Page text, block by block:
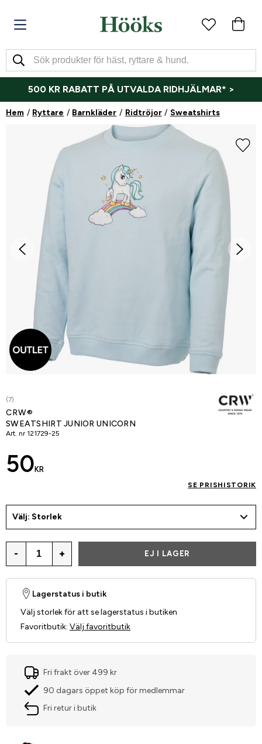
500 KR RABATT PÅ UTVALDA RIDHJÄLMAR* >
Hem Ryttare Barnkläder Ridtröjor Sweatshirts
(7)
CRW®
SWEATSHIRT JUNIOR UNICORN
Art. nr 121729-25
50 KR
SE PRISHISTORIK
Välj: Storlek
- + EJ I LAGER
Lagerstatus i butik
Välj storlek för att se lagerstatus i butiken
Favoritbutik: Välj favoritbutik
Fri frakt över 499 kr
90 dagars öppet köp för medlemmar
Fri retur i butik